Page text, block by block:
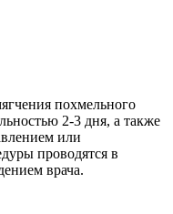
похмельного
2-3 дня, а также
или
проводятся в
врача.